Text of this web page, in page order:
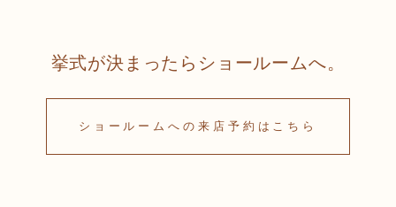
挙式が決まったらショールームへ。
ショールームへの来店予約はこちら